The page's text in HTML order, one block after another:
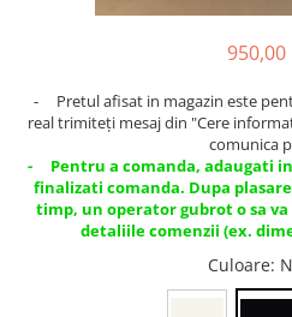
950,00
- Pretul afisat in magazin este
real trimiteți mesaj din "Cere
comunica
- Pentru a comanda, adaugati in
finalizati comanda. Dupa
timp, un operator gubrot o sa
detaliile comenzii (ex.
Culoare: